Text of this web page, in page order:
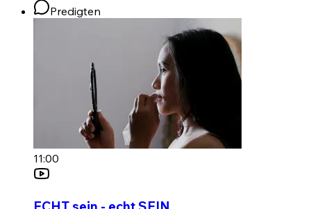
Predigten
11:00